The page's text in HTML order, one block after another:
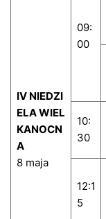
IV NIEDZI
ELA WIEL
KANOCN
A
8 maja
09:
00
10:
30
12:1
5